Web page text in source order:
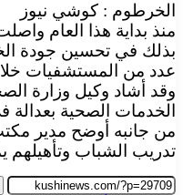
الخرطوم : كوشي نيوز
بذلك في تحسين جودة
عدد من المستشفيات
وقد أشاد وكيل وزارة
الخدمات الصحية
من جانبه أوضح مدير
تدريب الشباب